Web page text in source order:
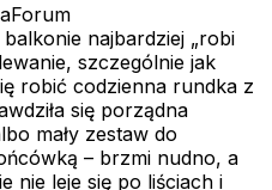
najbardziej „robi
szczególnie jak
robić codzienna rundka z
się porządna
mały zestaw do
– brzmi nudno, a
nie leje się po liściach i